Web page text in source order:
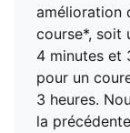
amélioration
course*, soit
4 minutes et
pour un
3 heures.
la